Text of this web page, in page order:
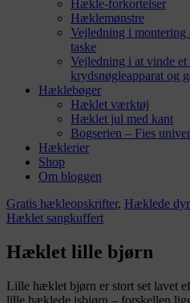
Hækle-forkortelser
Hæklemønstre
Vejledning i
taske
Vejledning i at vinde et
krydsnøgleapparat og
Hæklebøger
Hæklet værktøj
Hæklet jul med kant
Bogserien – Fies
Hæklerier
Shop
Om bloggen
Gratis hækleopskrifter, Hæklede
Hæklet sangkuffert
Hæklet lille bjørn
Lille hæklet bjørn er stort set lavet
lille hæklede isbjørn – forskellen